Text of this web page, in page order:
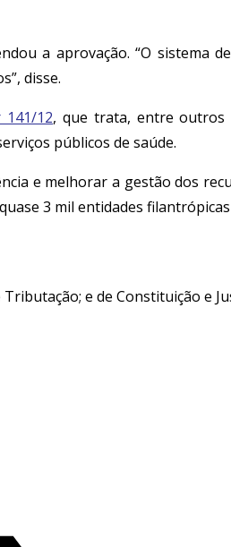
a aprovação. “O sistema
disse.
141/12, que trata, entre outros
públicos de saúde.
e melhorar a gestão dos
3 mil entidades
e de Constituição e